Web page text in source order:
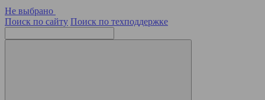
Не выбрано
Поиск по сайту Поиск по техподдержке